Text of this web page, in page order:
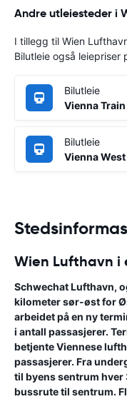
Andre utleiesteder i
I tillegg til Wien
Bilutleie også leiepriser
Bilutleie
Vienna
Bilutleie
Vienna
Wien Lufthavn i
Schwechat Lufthavn,
kilometer sør-øst for
arbeidet på en ny
i antall passasjerer.
betjente Viennese
passasjerer. Fra
til byens sentrum hver
bussrute til sentrum.